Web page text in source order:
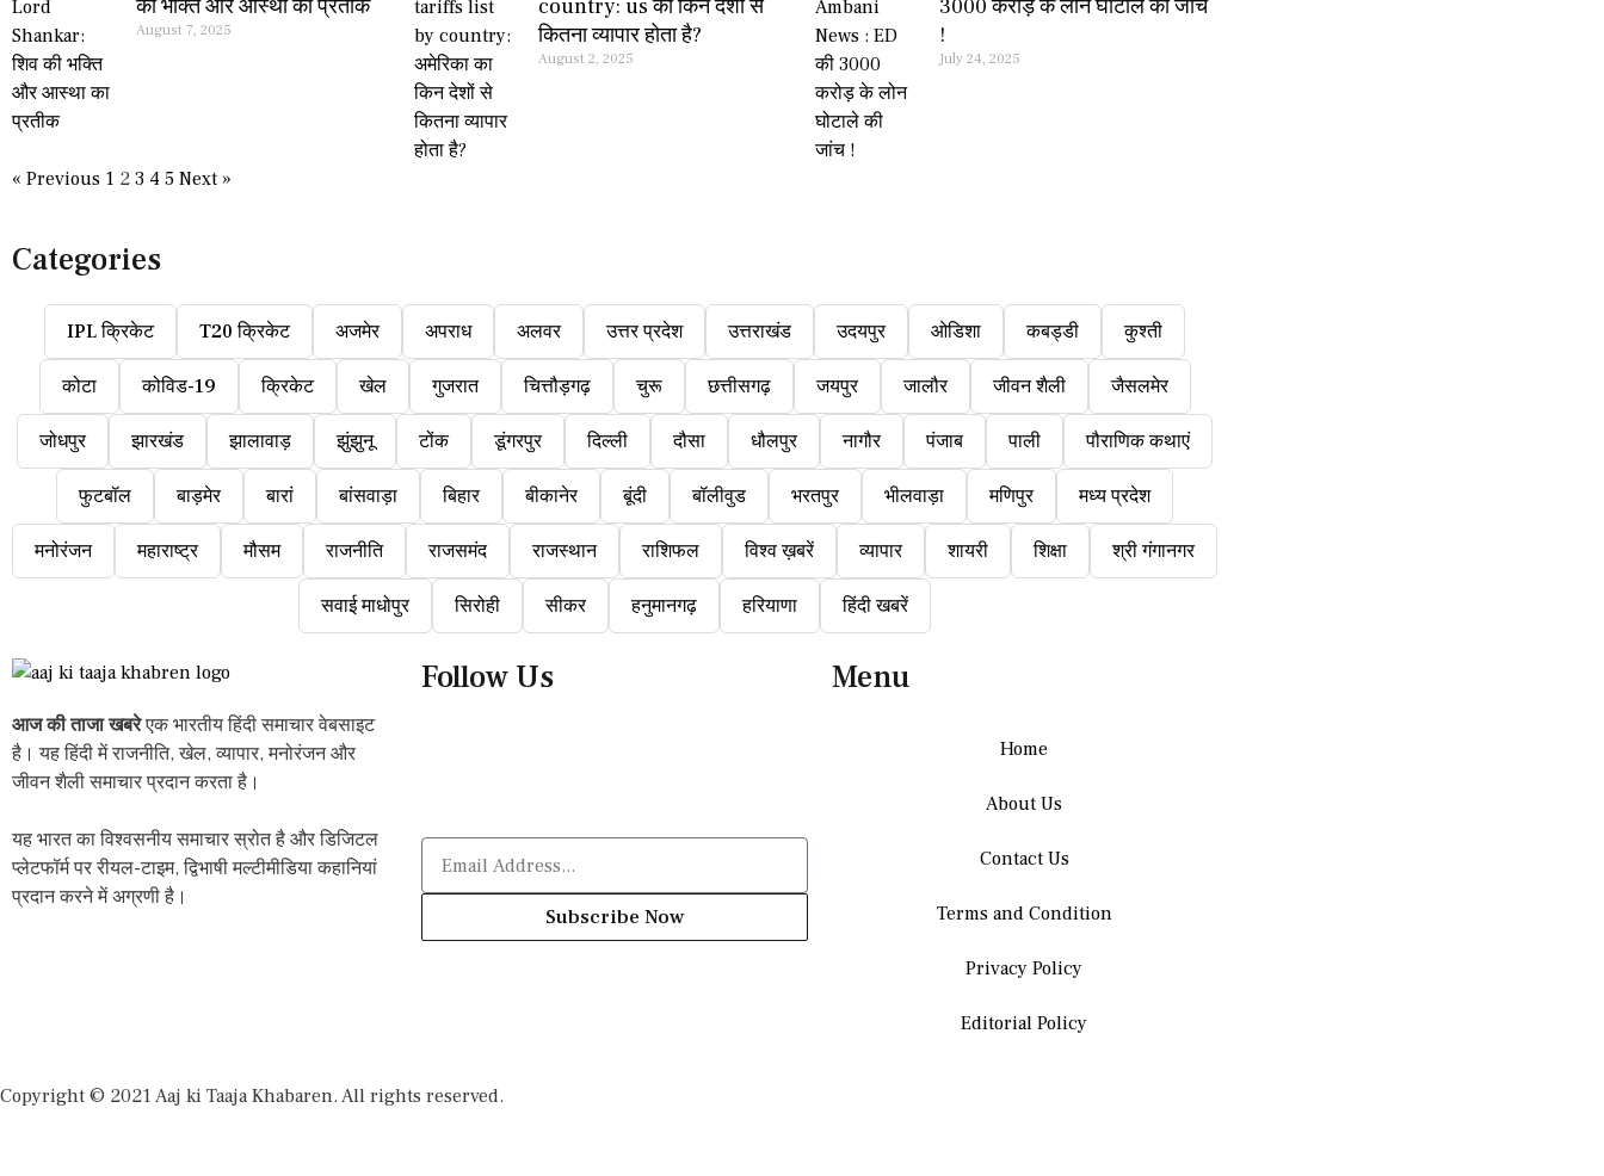
की भक्ति और आस्था का प्रतीक
August 7, 2025
country: us का किन देशों से
कितना व्यापार होता है?
August 2, 2025
3000 करोड़ के लोन घोटाले की जांच
!
July 24, 2025
« Previous 1 2 3 4 5 Next »
Categories
IPL क्रिकेट T20 क्रिकेट अजमेर अपराध अलवर उत्तर प्रदेश उत्तराखंड उदयपुर ओडिशा कबड्डी कुश्ती
कोटा कोविड-19 क्रिकेट खेल गुजरात चित्तौड़गढ़ चुरू छत्तीसगढ़ जयपुर जालौर जीवन शैली जैसलमेर
जोधपुर झारखंड झालावाड़ झुंझुनू टोंक डूंगरपुर दिल्ली दौसा धौलपुर नागौर पंजाब पाली पौराणिक कथाएं
फुटबॉल बाड़मेर बारां बांसवाड़ा बिहार बीकानेर बूंदी बॉलीवुड भरतपुर भीलवाड़ा मणिपुर मध्य प्रदेश
मनोरंजन महाराष्ट्र मौसम राजनीति राजसमंद राजस्थान राशिफल विश्व ख़बरें व्यापार शायरी शिक्षा श्री गंगानगर
सवाई माधोपुर सिरोही सीकर हनुमानगढ़ हरियाणा हिंदी खबरें
आज की ताजा खबरेएक भारतीय हिंदी समाचार वेबसाइट
है। यह हिंदी में राजनीति, खेल, व्यापार, मनोरंजन और
जीवन शैली समाचार प्रदान करता है।
यह भारत का विश्वसनीय समाचार स्रोत है और डिजिटल
प्लेटफॉर्म पर रीयल-टाइम, द्विभाषी मल्टीमीडिया कहानियां
प्रदान करने में अग्रणी है।
Follow Us
Subscribe Now
Menu
Home
About Us
Contact Us
Terms and Condition
Privacy Policy
Editorial Policy
Copyright © 2021 Aaj ki Taaja Khabaren. All rights reserved.